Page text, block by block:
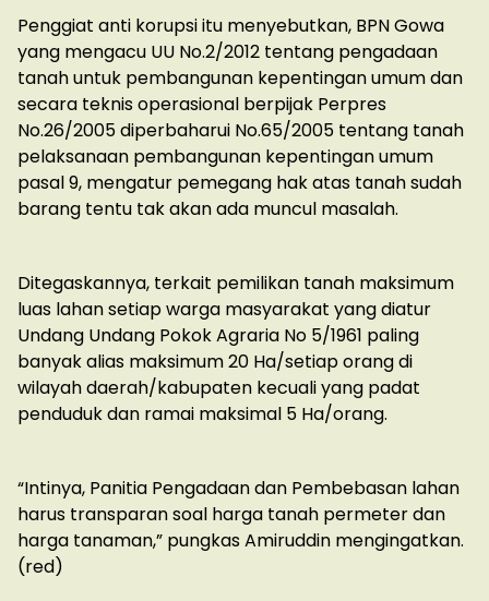
Penggiat anti korupsi itu menyebutkan, BPN Gowa
yang mengacu UU No.2/2012 tentang pengadaan
tanah untuk pembangunan kepentingan umum dan
secara teknis operasional berpijak Perpres
No.26/2005 diperbaharui No.65/2005 tentang tanah
pelaksanaan pembangunan kepentingan umum
pasal 9, mengatur pemegang hak atas tanah sudah
barang tentu tak akan ada muncul masalah.
Ditegaskannya, terkait pemilikan tanah maksimum
luas lahan setiap warga masyarakat yang diatur
Undang Undang Pokok Agraria No 5/1961 paling
banyak alias maksimum 20 Ha/setiap orang di
wilayah daerah/kabupaten kecuali yang padat
penduduk dan ramai maksimal 5 Ha/orang.
“Intinya, Panitia Pengadaan dan Pembebasan lahan
harus transparan soal harga tanah permeter dan
harga tanaman,” pungkas Amiruddin mengingatkan.
(red)